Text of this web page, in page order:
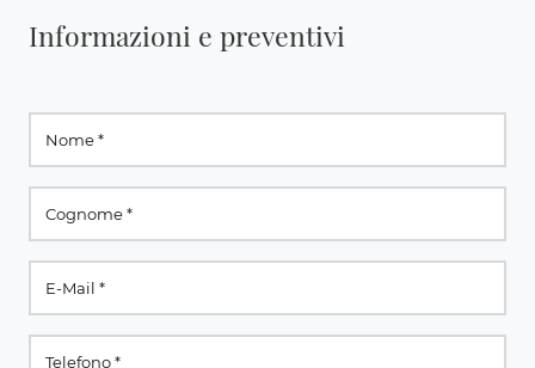
Informazioni e preventivi